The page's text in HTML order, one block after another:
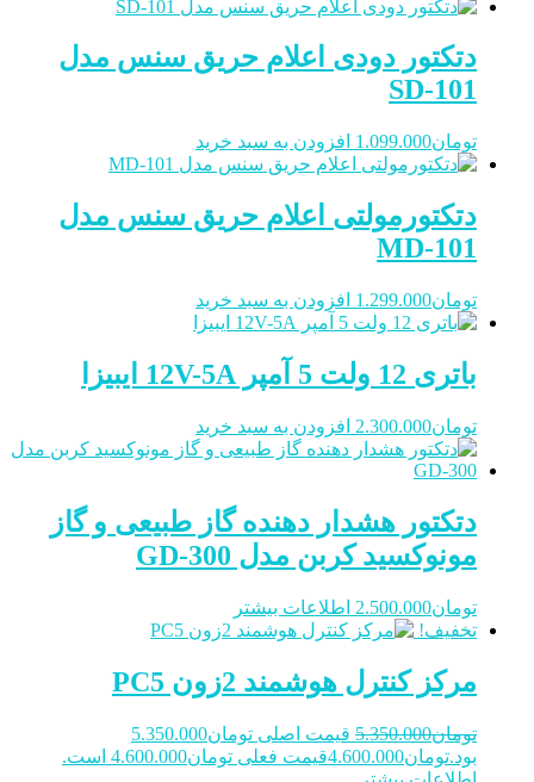
دتکتور دودی اعلام حریق سنس مدل
SD-101
تومان1.099.000 افزودن به سبد خرید
دتکتورمولتی اعلام حریق سنس مدل
MD-101
تومان1.299.000 افزودن به سبد خرید
باتری 12 ولت 5 آمپر 12V-5A ایبیزا
تومان2.300.000 افزودن به سبد خرید
دتکتور هشدار دهنده گاز طبیعی و گاز
مونوکسید کربن مدل GD-300
تومان2.500.000 اطلاعات بیشتر
تخفیف!
مرکز کنترل هوشمند 2زون PC5
تومان5.350.000
قیمت اصلی تومان5.350.000
بود.تومان4.600.000قیمت فعلی تومان4.600.000 است.